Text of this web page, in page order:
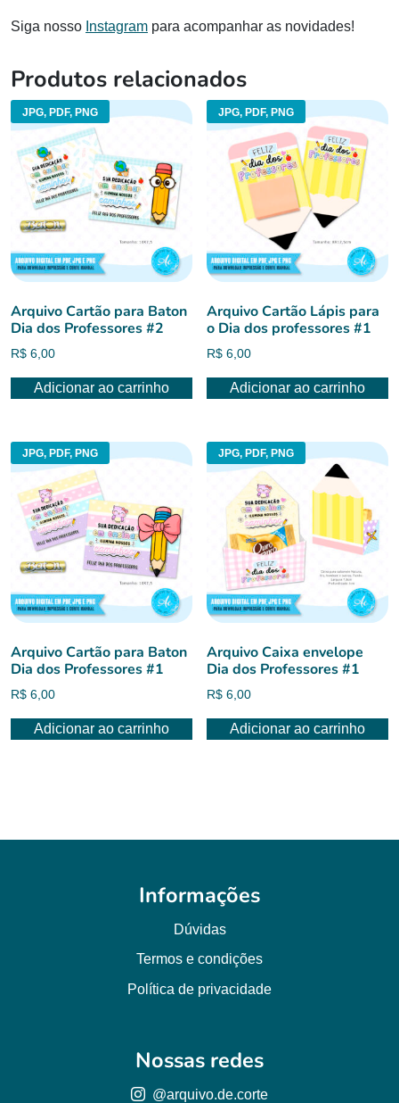
Siga nosso Instagram para acompanhar as novidades!
Produtos relacionados
JPG, PDF, PNG
Arquivo Cartão para Baton
Dia dos Professores #2
R$ 6,00
Adicionar ao carrinho
JPG, PDF, PNG
Arquivo Cartão Lápis para
o Dia dos professores #1
R$ 6,00
Adicionar ao carrinho
JPG, PDF, PNG
Arquivo Cartão para Baton
Dia dos Professores #1
R$ 6,00
Adicionar ao carrinho
JPG, PDF, PNG
Arquivo Caixa envelope
Dia dos Professores #1
R$ 6,00
Adicionar ao carrinho
Informações
Dúvidas
Termos e condições
Política de privacidade
Nossas redes
@arquivo.de.corte